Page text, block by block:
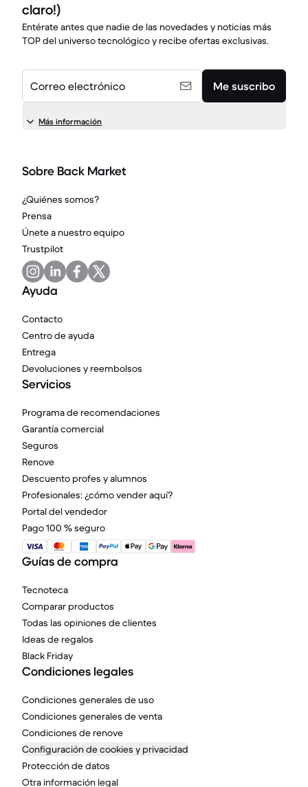
claro!)
Entérate antes que nadie de las novedades y noticias más
TOP del universo tecnológico y recibe ofertas exclusivas.
Correo electrónico Me suscribo
Más información
Sobre Back Market
¿Quiénes somos?
Prensa
Únete a nuestro equipo
Trustpilot
Ayuda
Contacto
Centro de ayuda
Entrega
Devoluciones y reembolsos
Servicios
Programa de recomendaciones
Garantía comercial
Seguros
Renove
Descuento profes y alumnos
Profesionales: ¿cómo vender aquí?
Portal del vendedor
Pago 100 % seguro
Guías de compra
Tecnoteca
Comparar productos
Todas las opiniones de clientes
Ideas de regalos
Black Friday
Condiciones legales
Condiciones generales de uso
Condiciones generales de venta
Condiciones de renove
Configuración de cookies y privacidad
Protección de datos
Otra información legal